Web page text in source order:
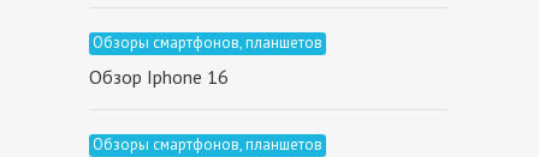
Обзоры смартфонов, планшетов
Обзор Iphone 16
Обзоры смартфонов, планшетов